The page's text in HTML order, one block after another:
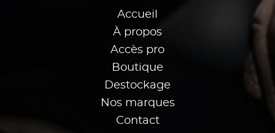
Accueil
À propos
Accès pro
Boutique
Destockage
Nos marques
Contact